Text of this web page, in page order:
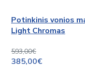
Potinkinis vonios
Light Chromas
593,00€
385,00€